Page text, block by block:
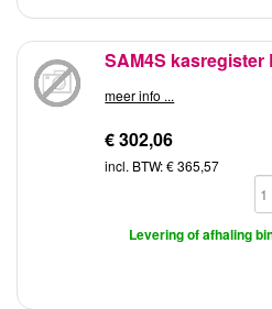
SAM4S kasregister
meer info ...
€ 302,06
incl. BTW: € 365,57
Levering of afhaling